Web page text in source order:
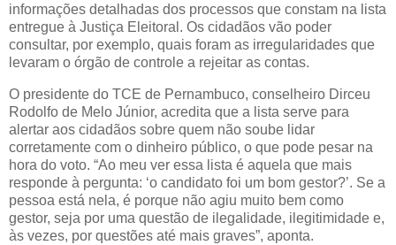
informações detalhadas dos processos que constam na lista
entregue à Justiça Eleitoral. Os cidadãos vão poder
consultar, por exemplo, quais foram as irregularidades que
levaram o órgão de controle a rejeitar as contas.
O presidente do TCE de Pernambuco, conselheiro Dirceu
Rodolfo de Melo Júnior, acredita que a lista serve para
alertar aos cidadãos sobre quem não soube lidar
corretamente com o dinheiro público, o que pode pesar na
hora do voto. “Ao meu ver essa lista é aquela que mais
responde à pergunta: ‘o candidato foi um bom gestor?’. Se a
pessoa está nela, é porque não agiu muito bem como
gestor, seja por uma questão de ilegalidade, ilegitimidade e,
às vezes, por questões até mais graves”, aponta.